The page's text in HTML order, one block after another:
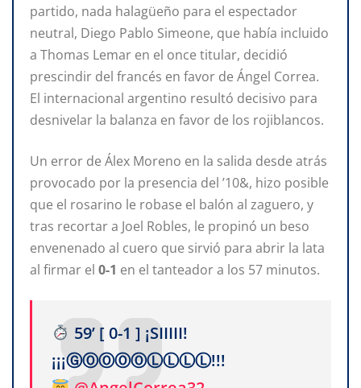
partido, nada halagüeño para el espectador
neutral, Diego Pablo Simeone, que había incluido
a Thomas Lemar en el once titular, decidió
prescindir del francés en favor de Ángel Correa.
El internacional argentino resultó decisivo para
desnivelar la balanza en favor de los rojiblancos.
Un error de Álex Moreno en la salida desde atrás
provocado por la presencia del ’10&, hizo posible
que el rosarino le robase el balón al zaguero, y
tras recortar a Joel Robles, le propinó un beso
envenenado al cuero que sirvió para abrir la lata
al firmar el 0-1 en el tanteador a los 57 minutos.
59’ [ 0-1 ] ¡SIIIII!
¡¡¡ⒼⓄⓄⓄⓄⓁⓁⓁⓁ!!!